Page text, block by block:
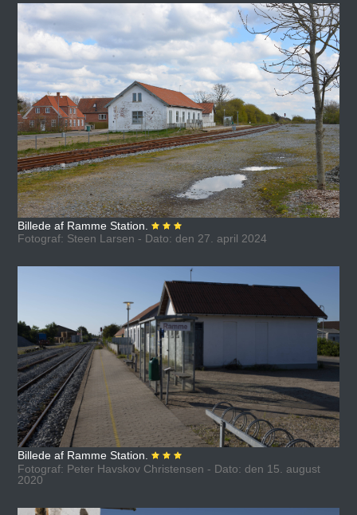
Billede af Ramme Station.
Fotograf: Steen Larsen - Dato: den 27. april 2024
Billede af Ramme Station.
Fotograf: Peter Havskov Christensen - Dato: den 15. august
2020